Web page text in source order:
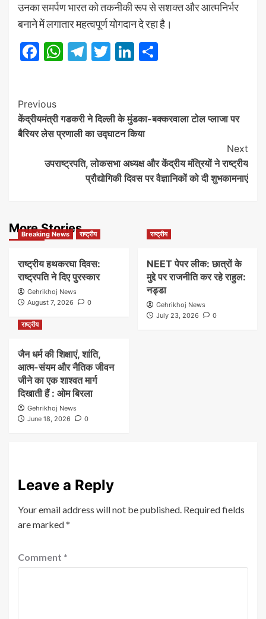
उनका समर्पण भारत को तकनीकी रूप से सशक्त और आत्मनिर्भर
बनाने में लगातार महत्वपूर्ण योगदान दे रहा है।
Facebook
WhatsApp
Telegram
TwitterLinkedIn
Post
Navigation
Previous
केंद्रीयमंत्री गडकरी ने दिल्ली के मुंडका-बक्करवाला टोल प्लाजा पर
बैरियर लेस प्रणाली का उद्घाटन किया
Next
उपराष्ट्रपति, लोकसभा अध्यक्ष और केंद्रीय मंत्रियों ने राष्ट्रीय
प्रौद्योगिकी दिवस पर वैज्ञानिकों को दी शुभकामनाएं
More Stories
Breaking News राष्ट्रीय
राष्ट्रीय हथकरघा दिवस:
राष्ट्रपति ने दिए पुरस्कार
Gehrikhoj News
August 7, 2026
0
राष्ट्रीय
NEET पेपर लीक: छात्रों के
मुद्दे पर राजनीति कर रहे राहुल:
नड्डा
Gehrikhoj News
July 23, 2026
0
राष्ट्रीय
जैन धर्म की शिक्षाएं, शांति,
आत्म-संयम और नैतिक जीवन
जीने का एक शाश्वत मार्ग
दिखाती हैं : ओम बिरला
Gehrikhoj News
June 18, 2026
0
Leave a Reply
Your email address will not be published. Required fields
are marked*
Comment *